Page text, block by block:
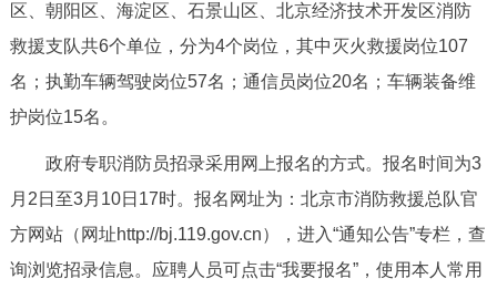
政务服务
个人服务 法人服务 部门服务
便民服务 利企服务 投资项目
区、朝阳区、海淀区、石景山区、北京经济技术开发区消防
救援支队共6个单位，分为4个岗位，其中灭火救援岗位107
名；执勤车辆驾驶岗位57名；通信员岗位20名；车辆装备维
护岗位15名。
政府专职消防员招录采用网上报名的方式。报名时间为3
月2日至3月10日17时。报名网址为：北京市消防救援总队官
方网站（网址http://bj.119.gov.cn），进入“通知公告”专栏，查
询浏览招录信息。应聘人员可点击“我要报名”，使用本人常用